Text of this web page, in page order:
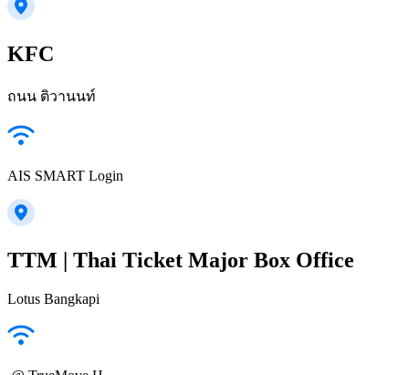
KFC
ถนน ติวานนท์
AIS SMART Login
TTM | Thai Ticket Major Box Office
Lotus Bangkapi